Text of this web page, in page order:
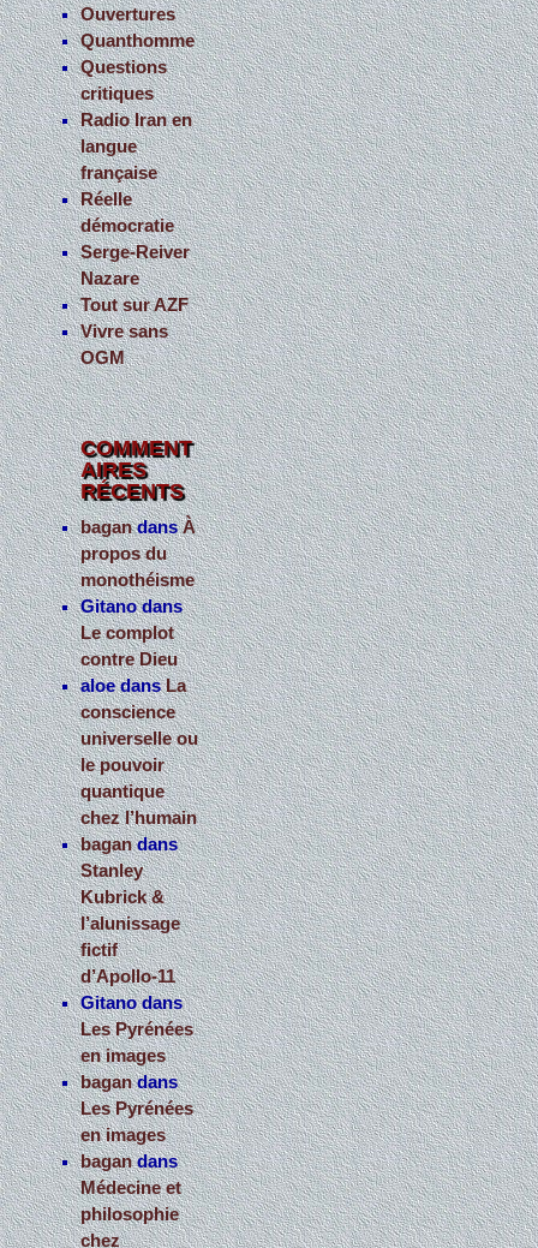
Ouvertures
Quanthomme
Questions
critiques
Radio Iran en
langue
française
Réelle
démocratie
Serge-Reiver
Nazare
Tout sur AZF
Vivre sans
OGM
COMMENT
AIRES
RÉCENTS
bagandansÀ
propos du
monothéisme
Gitanodans
Le complot
contre Dieu
aloedansLa
conscience
universelle ou
le pouvoir
quantique
chez l’humain
bagandans
Stanley
Kubrick &
l’alunissage
fictif
d’Apollo-11
Gitanodans
Les Pyrénées
en images
bagandans
Les Pyrénées
en images
bagandans
Médecine et
philosophie
chez